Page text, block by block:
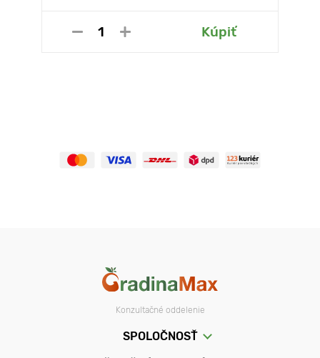
Kúpiť
Konzultačné oddelenie
SPOLOČNOSŤ